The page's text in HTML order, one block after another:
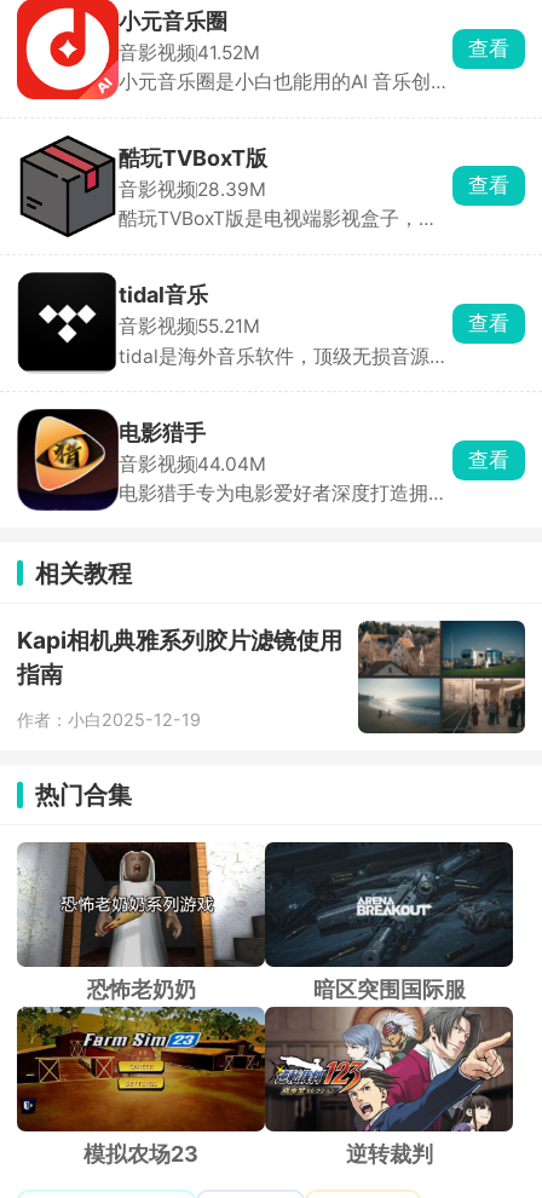
配置以激活在线功能，支持定时关闭与
多种音效调节，是追求纯净听歌体验用
户的实用工具。
小元音乐圈
音影视频41.52M
小元音乐圈是小白也能用的AI 音乐创作
款模仿、深度定制。写完可一键发行到
QQ 音乐、网易云等平台，靠播放量赚
版权分成。
查看
酷玩TVBoxT版
音影视频28.39M
酷玩TVBoxT版是电视端影视盒子，聚
视直播，支持倍速播放、视频缓存，还
可以自定义导入新源，扩充播放渠道，
看剧追剧更方便。
查看
tidal音乐
音影视频55.21M
tidal是海外音乐软件，顶级无损音源，
放在 TIDAL，别家平台听不到。除了歌
曲，几十万首高清官方 MV、音乐纪录
片、演出录像都能直接看。曲风分类细
致，挖掘冷门摇滚、爵士、古典很方
查看
电影猎手
音影视频44.04M
电影猎手专为电影爱好者深度打造拥有
创建属于自己的专属观影清单，把想看
的、已看的、重温的、收藏的影片分类
让观影更有条理。
查看
相关教程
Kapi相机典雅系列胶片滤镜使用
指南
作者：小白2025-12-19
热门合集
恐怖老奶奶 暗区突围国际服
模拟农场23 逆转裁判